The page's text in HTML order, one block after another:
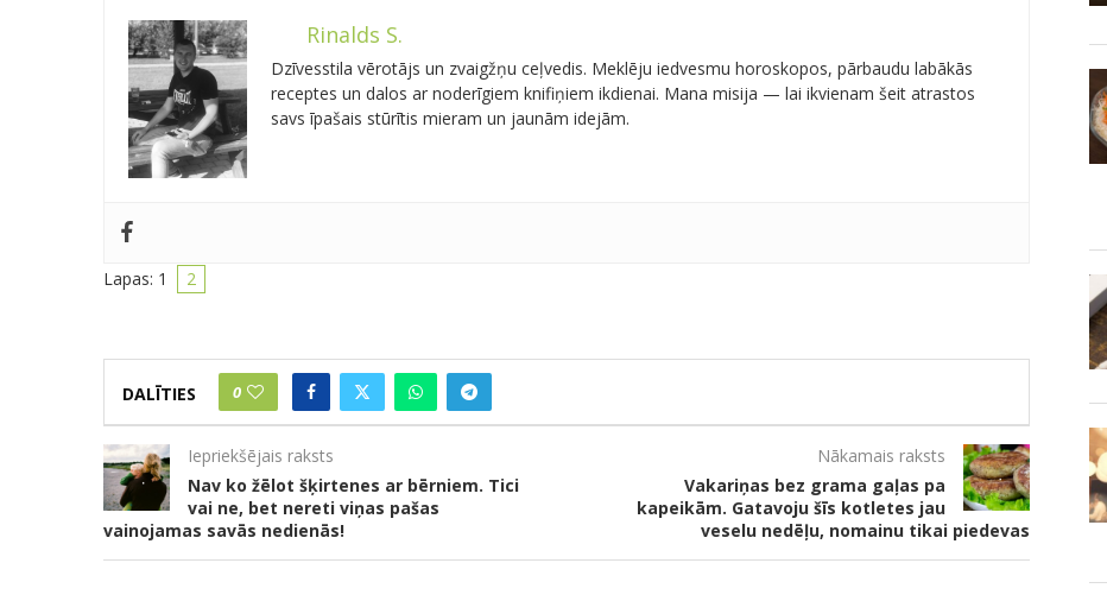
Rinalds S.
Dzīvesstila vērotājs un zvaigžņu ceļvedis. Meklēju iedvesmu horoskopos, pārbaudu labākās
receptes un dalos ar noderīgiem knifiņiem ikdienai. Mana misija — lai ikvienam šeit atrastos
savs īpašais stūrītis mieram un jaunām idejām.
Lapas: 1 2
DALĪTIES 0
Iepriekšējais raksts
Nav ko žēlot šķirtenes ar bērniem. Tici
vai ne, bet nereti viņas pašas
vainojamas savās nedienās!
Nākamais raksts
Vakariņas bez grama gaļas pa
kapeikām. Gatavoju šīs kotletes jau
veselu nedēļu, nomainu tikai piedevas